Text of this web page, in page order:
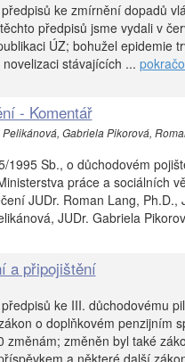
ke zmírnění dopadů
předpisů jsme vydali v
ÚZ; bohužel epidemie
stávajících ...
- Komentář
Gabriela Pikorová,
1995 Sb., o důchodovém
práce a sociálních
JUDr. Roman Lang, Ph.D.,
JUDr. Gabriela
a připojištění
ke III. důchodovému
o doplňkovém penzijním
změněn byl také